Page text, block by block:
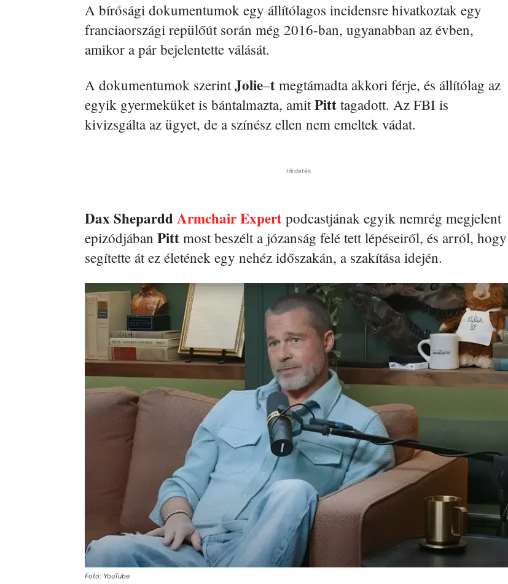
A bírósági dokumentumok egy állítólagos incidensre hivatkoztak egy
franciaországi repülőút során még 2016-ban, ugyanabban az évben,
amikor a pár bejelentette válását.
A dokumentumok szerintJolie–t megtámadta akkori férje, és állítólag az
egyik gyermeküket is bántalmazta, amitPitt tagadott. Az FBI is
kivizsgálta az ügyet, de a színész ellen nem emeltek vádat.
Hirdetés
Dax SheparddArmchair Expert podcastjának egyik nemrég megjelent
epizódjában Pitt most beszélt a józanság felé tett lépéseiről, és arról, hogy
segítette át ez életének egy nehéz időszakán, a szakítása idején.
Fotó: YouTube